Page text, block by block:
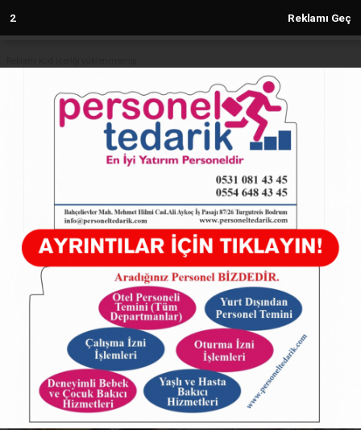
1 Reklamı Geç
Anasayfa
Keşan'da okullar açılıyor, kırtasiye
sektörü zor günler geçiriyor
09.09.2024 - 14:07, Güncelleme: 09.09.2024 - 14:07
5248+ kez okundu.
ABONE OL